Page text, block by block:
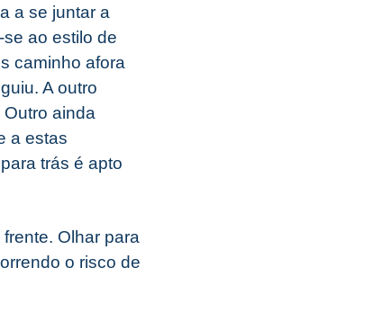
a se juntar a
ao estilo de
caminho afora
A outro
ainda
a estas
trás é apto
Olhar para
o risco de